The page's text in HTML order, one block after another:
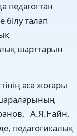
педагогтан
білу талап
шарттарын
аса жоғары
А.Я.Найн,
педагогикалық